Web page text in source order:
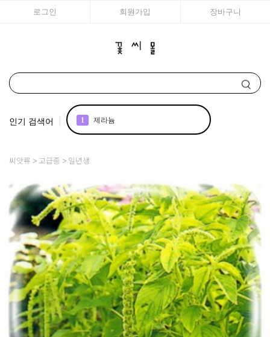
로그인 회원가입 장바구니
인기 검색어 1 제라늄
4 조날
5 어린모종 국화
6 백합
7 에키네시아
8 페츄니아
씨앗류 고급종 일년생